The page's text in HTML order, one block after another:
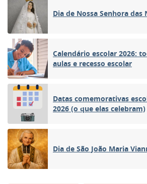
Dia de Nossa Senhora das
Calendário escolar 2026:
aulas e recesso escolar
Datas comemorativas
2026 (o que elas celebram)
Dia de São João Maria